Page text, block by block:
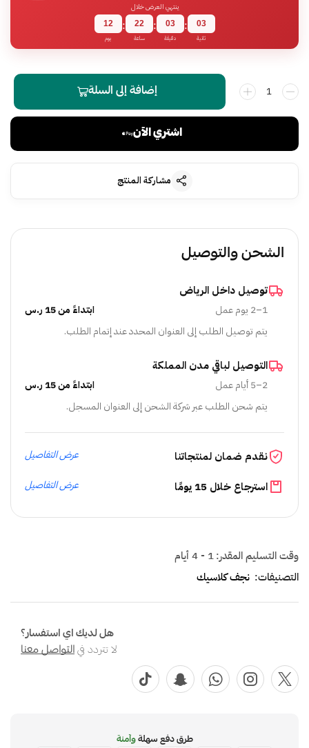
ينتهي العرض خلال
12
يوم
: 22
ساعة
: 03
دقيقة
: 02
ثانية
إضافة إلى السلة
اشتري الآن
مشاركة المنتج
الشحن والتوصيل
توصيل داخل الرياض
1–2 يوم عمل
ابتداءً من 15 ر.س
يتم توصيل الطلب إلى العنوان المحدد عند إتمام الطلب.
التوصيل لباقي مدن المملكة
2–5 أيام عمل
ابتداءً من 15 ر.س
يتم شحن الطلب عبر شركة الشحن إلى العنوان المسجل.
نقدم ضمان لمنتجاتنا عرض التفاصيل
استرجاع خلال 15 يومًا عرض التفاصيل
وقت التسليم المقدر:1 - 4 أيام
التصنيفات: نجف كلاسيك
هل لديك اي استفسار؟
لا تتردد فيالتواصل معنا
طرق دفع سهلةوآمنة